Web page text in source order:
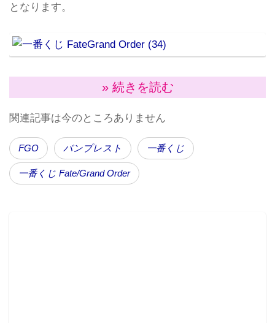
となります。
『Fate/Grand Order』を題材とした、全5等級31種の中
から必ずいずれかが当たる“ハズレなしのキャラクター
インした、掛式アートポスター、ビジュアライズボー
ド、ビジュアルタオル、アクリルボードが登場。夏、
ハロウィン、クリスマス、バレンタインなど、それぞ
» 続きを読む
関連記事は今のところありません
FGO バンプレスト 一番くじ
一番くじ Fate/Grand Order